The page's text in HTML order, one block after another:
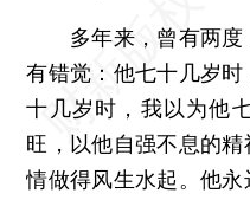
多年来，曾有两度
有错觉：他七十几岁
十几岁时，我以为他
旺，以他自强不息的
情做得风生水起。他